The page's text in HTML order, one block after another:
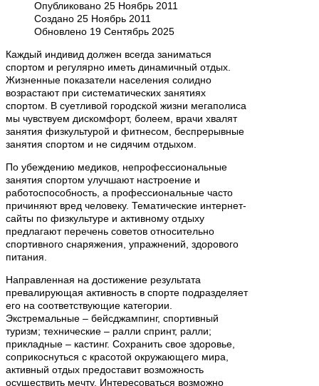
Опубликовано 25 Ноябрь 2011
Создано 25 Ноябрь 2011
Обновлено 19 Сентябрь 2025
Каждый индивид должен всегда заниматься
спортом и регулярно иметь динамичный отдых.
Жизненные показатели населения солидно
возрастают при систематических занятиях
спортом. В суетливой городской жизни мегаполиса
мы чувствуем дискомфорт, болеем, врачи хвалят
занятия физкультурой и фитнесом, беспрерывные
занятия спортом и не сидячим отдыхом.
По убеждению медиков, непрофессиональные
занятия спортом улучшают настроение и
работоспособность, а профессиональные часто
причиняют вред человеку. Тематические интернет-
сайты по физкультуре и активному отдыху
предлагают перечень советов относительно
спортивного снаряжения, упражнений, здорового
питания.
Направленная на достижение результата
превалирующая активность в спорте подразделяет
его на соответствующие категории.
Экстремальные – бейсджампинг, спортивный
туризм; технические – ралли спринт, ралли;
прикладные – кастинг. Сохранить свое здоровье,
соприкоснуться с красотой окружающего мира,
активный отдых предоставит возможность
осуществить мечту. Интересоваться возможно